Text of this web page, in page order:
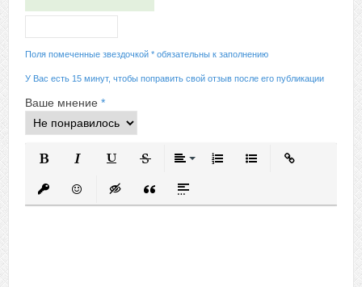
Поля помеченные звездочкой * обязательны к заполнению
У Вас есть 15 минут, чтобы поправить свой отзыв после его публикации
Ваше мнение *
Маркированный
Вставить
Вставить защищенную ссылку
Вставить смайлик
Вставка скрытого текста
Вставка цитаты
Вставка спойлера